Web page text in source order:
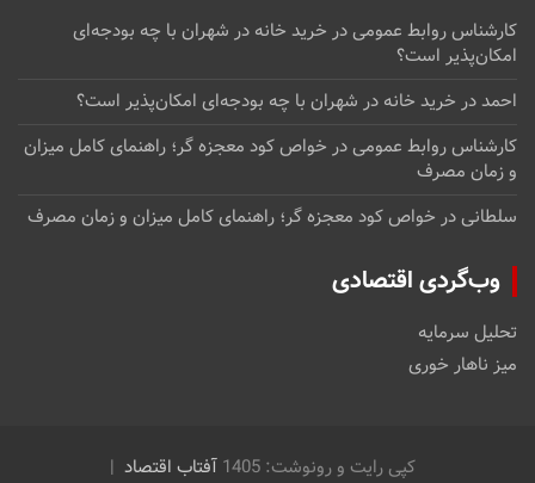
کارشناس روابط عمومیدرخرید خانه در شهران با چه بودجه‌ای
امکان‌پذیر است؟
احمددرخرید خانه در شهران با چه بودجه‌ای امکان‌پذیر است؟
کارشناس روابط عمومیدرخواص کود معجزه گر؛ راهنمای کامل میزان
و زمان مصرف
سلطانیدرخواص کود معجزه گر؛ راهنمای کامل میزان و زمان مصرف
وب‌گردی اقتصادی
تحلیل سرمایه
میز ناهار خوری
کپی رایت و رونوشت: 1405 آفتاب اقتصاد